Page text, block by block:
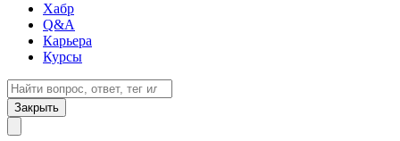
Хабр
Q&A
Карьера
Курсы
Закрыть